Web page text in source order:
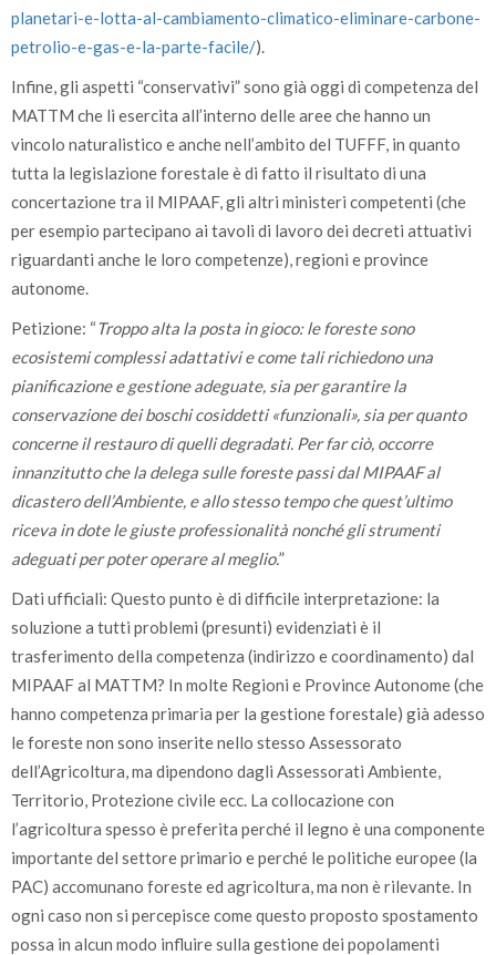
planetari-e-lotta-al-cambiamento-climatico-eliminare-carbone-
petrolio-e-gas-e-la-parte-facile/­).
Infine, gli aspetti “conservativi” sono già oggi di competenza del
MATTM che li esercita all’interno delle aree che hanno un
vincolo naturalistico e anche nell’ambito del TUFFF, in quanto
tutta la legislazione forestale è di fatto il risultato di una
concertazione tra il MIPAAF, gli altri ministeri competenti (che
per esempio partecipano ai tavoli di lavoro dei decreti attuativi
riguardanti anche le loro competenze), regioni e province
autonome.
Petizione: “Troppo alta la posta in gioco: le foreste sono
ecosistemi complessi adattativi e come tali richiedono una
pianificazione e gestione adeguate, sia per garantire la
conservazione dei boschi cosiddetti «funzionali», sia per quanto
concerne il restauro di quelli degradati. Per far ciò, occorre
innanzitutto che la delega sulle foreste passi dal MIPAAF al
dicastero dell’Ambiente, e allo stesso tempo che quest’ultimo
riceva in dote le giuste professionalità nonché gli strumenti
adeguati per poter operare al meglio.”
Dati ufficiali: Questo punto è di difficile interpretazione: la
soluzione a tutti problemi (presunti) evidenziati è il
trasferimento della competenza (indirizzo e coordinamento) dal
MIPAAF al MATTM? In molte Regioni e Province Autonome (che
hanno competenza primaria per la gestione forestale) già adesso
le foreste non sono inserite nello stesso Assessorato
dell’Agricoltura, ma dipendono dagli Assessorati Ambiente,
Territorio, Protezione civile ecc. La collocazione con
l’agricoltura spesso è preferita perché il legno è una componente
importante del settore primario e perché le politiche europee (la
PAC) accomunano foreste ed agricoltura, ma non è rilevante. In
ogni caso non si percepisce come questo proposto spostamento
possa in alcun modo influire sulla gestione dei popolamenti